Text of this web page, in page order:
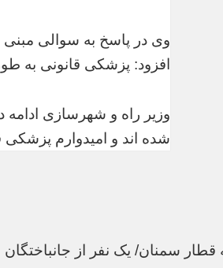
وی در پاسخ به سوالی مبنی
افزود: پزشکی قانونی به
وزیر راه و شهرسازی
شده اند و امیدوارم پزشکی
قطار سمنان/ یک نفر از